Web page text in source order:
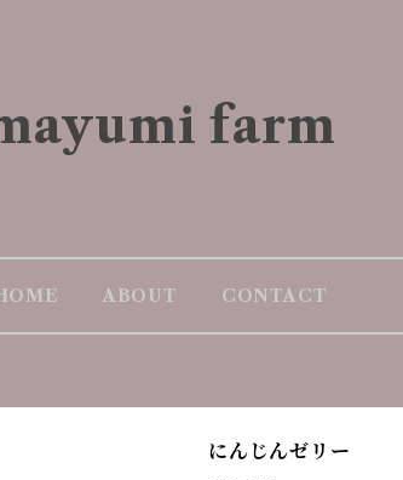
farm
ABOUT CONTACT
にんじんゼリー